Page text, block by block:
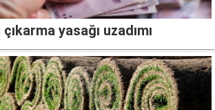
çıkarma yasağı uzadımı